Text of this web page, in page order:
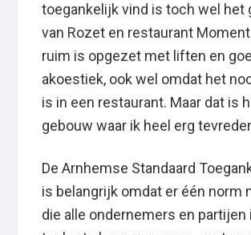
toegankelijk vind is toch wel het
van Rozet en restaurant
ruim is opgezet met liften en
akoestiek, ook wel omdat het
is in een restaurant. Maar dat is
gebouw waar ik heel erg
De Arnhemse Standaard
is belangrijk omdat er één norm
die alle ondernemers en partijen